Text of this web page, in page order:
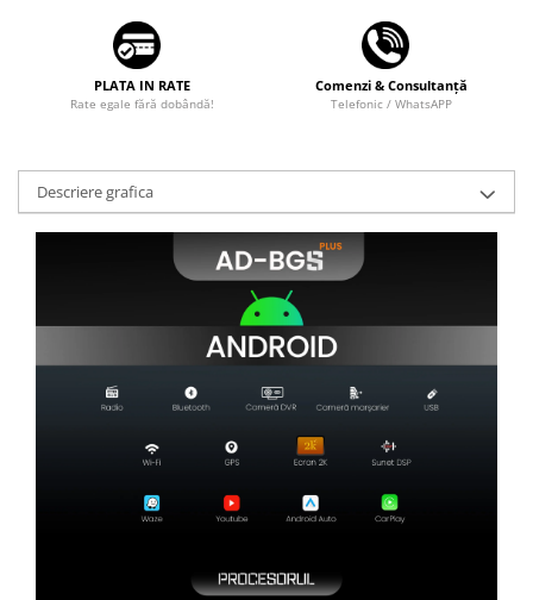
PLATA IN RATE
Rate egale fără dobândă!
Comenzi & Consultanță
Telefonic / WhatsAPP
Descriere grafica